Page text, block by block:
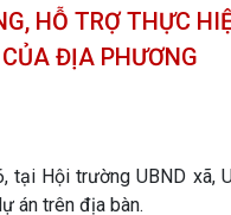
HỖ TRỢ THỰC
ĐỊA PHƯƠNG
tại Hội trường UBND
án trên địa bàn.